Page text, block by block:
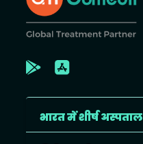
भारत में शीर्ष अस्पताल